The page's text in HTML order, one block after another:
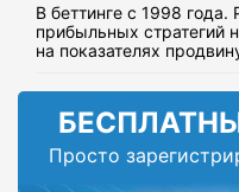
В беттинге с 1998 года.
прибыльных стратегий
на показателях
Просто